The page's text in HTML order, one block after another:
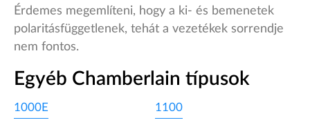
Érdemes megemlíteni, hogy a ki- és bemenetek
polaritásfüggetlenek, tehát a vezetékek sorrendje
nem fontos.
Egyéb Chamberlain típusok
1000E 1100